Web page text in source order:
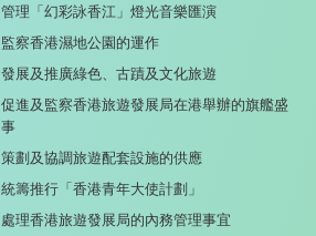
管理「幻彩詠香江」燈光音樂匯演
監察香港濕地公園的運作
發展及推廣綠色、古蹟及文化旅遊
促進及監察香港旅遊發展局在港舉辦的旗艦盛
事
策劃及協調旅遊配套設施的供應
統籌推行「香港青年大使計劃」
處理香港旅遊發展局的內務管理事宜